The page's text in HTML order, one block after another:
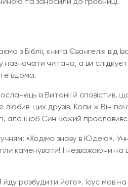
та заносили до гробниці.
з Біблії, книга Євангелія від
назначати читача, а ви
вдома.
із Витанії й сповістив,
любив цих друзів. Коли ж Він
але щоб Син Божий
«Ходімо знову в Юдею».
каменувати! І незважаючи на
Я йду розбудити його». Ісус мав